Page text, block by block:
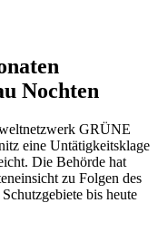
Nochten
GRÜNE
eine Untätigkeitsklage
Die Behörde hat
zu Folgen des
bis heute